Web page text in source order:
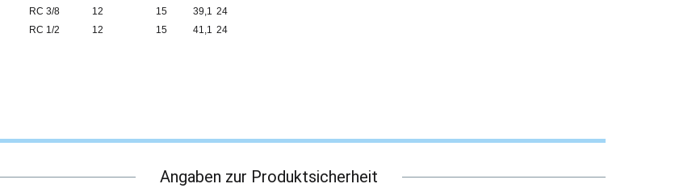
RC 3/8 12 15 39,1 24
RC 1/2 12 15 41,1 24
Angaben zur Produktsicherheit